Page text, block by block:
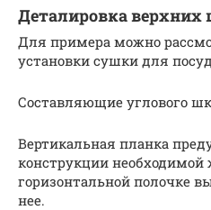
Деталировка
Для примера можно
установки сушки для
Составляющие углового
Вертикальная планка
конструкции необходимой
горизонтальной полочке
нее.